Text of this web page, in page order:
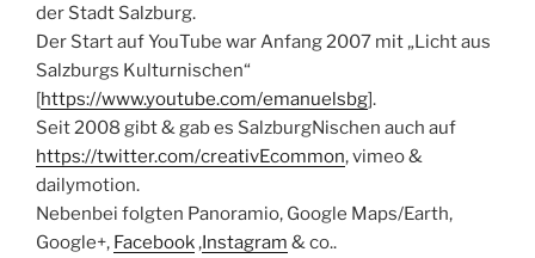
der Stadt Salzburg.
Der Start auf YouTube war Anfang 2007 mit „Licht aus
Salzburgs Kulturnischen“
[https://www.youtube.com/emanuelsbg].
Seit 2008 gibt & gab es SalzburgNischen auch auf
https://twitter.com/creativEcommon, vimeo &
dailymotion.
Nebenbei folgten Panoramio, Google Maps/Earth,
Google+, Facebook ,Instagram & co..